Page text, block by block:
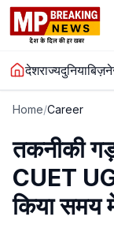
देशराज्यदुनिया
Home/Career
तकनीकी
CUET UG
किया समय